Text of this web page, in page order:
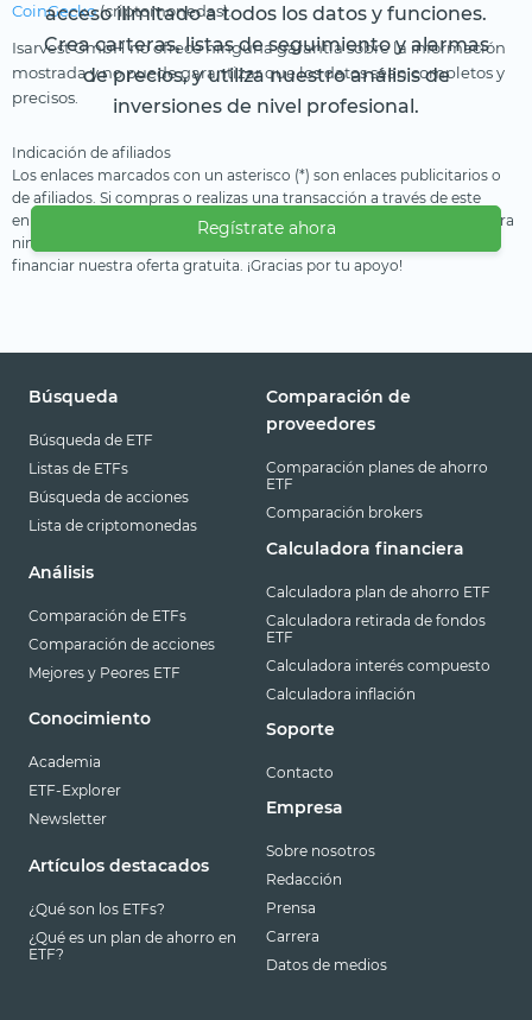
acceso ilimitado a todos los datos y funciones.
Crea carteras, listas de seguimiento y alarmas
de precios, y utiliza nuestro análisis de
inversiones de nivel profesional.
Regístrate ahora
CoinGecko(criptomonedas).
Isarvest GmbH no ofrece ninguna garantía sobre la información
mostrada y no puede garantizar que los datos sean completos y
precisos.
Indicación de afiliados
Los enlaces marcados con un asterisco (*) son enlaces publicitarios o
de afiliados. Si compras o realizas una transacción a través de este
enlace, recibimos una compensación del proveedor. Esto no te genera
ninguna desventaja o coste adicional. Utilizamos estos ingresos para
financiar nuestra oferta gratuita. ¡Gracias por tu apoyo!
Búsqueda
Búsqueda de ETF
Listas de ETFs
Búsqueda de acciones
Lista de criptomonedas
Análisis
Comparación de ETFs
Comparación de acciones
Mejores y Peores ETF
Conocimiento
Academia
ETF-Explorer
Newsletter
Artículos destacados
¿Qué son los ETFs?
¿Qué es un plan de ahorro en
ETF?
Comparación de
proveedores
Comparación planes de ahorro
ETF
Comparación brokers
Calculadora financiera
Calculadora plan de ahorro ETF
Calculadora retirada de fondos
ETF
Calculadora interés compuesto
Calculadora inflación
Soporte
Contacto
Empresa
Sobre nosotros
Redacción
Prensa
Carrera
Datos de medios